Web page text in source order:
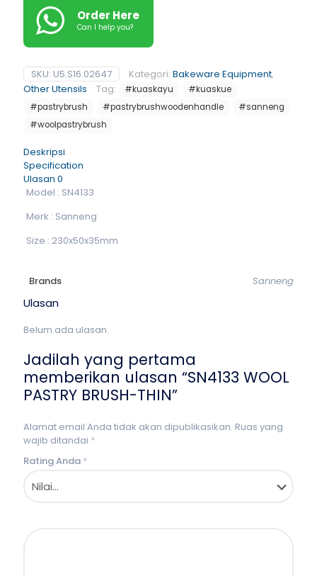
Order Here
Can I help you?
SKU: U5.S16.02647 Kategori: Bakeware Equipment,
Other Utensils
Tag: #kuaskayu
#kuaskue
#pastrybrush
#pastrybrushwoodenhandle
#sanneng
#woolpastrybrush
Deskripsi
Specification
Ulasan 0
Model : SN4133
Merk : Sanneng
Size : 230x50x35mm
Brands Sanneng
Ulasan
Belum ada ulasan.
Jadilah yang pertama
memberikan ulasan “SN4133 WOOL
PASTRY BRUSH-THIN”
Alamat email Anda tidak akan dipublikasikan. Ruas yang
wajib ditandai *
Rating Anda *